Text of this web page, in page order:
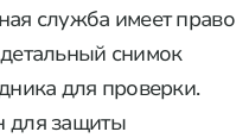
служба имеет право
снимок
для проверки.
для защиты